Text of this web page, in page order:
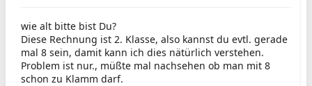
wie alt bitte bist Du?
Diese Rechnung ist 2. Klasse, also kannst du evtl. gerade
mal 8 sein, damit kann ich dies nätürlich verstehen.
Problem ist nur., müßte mal nachsehen ob man mit 8
schon zu Klamm darf.